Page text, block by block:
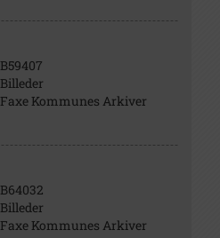
B59407
Billeder
Faxe Kommunes Arkiver
B64032
Billeder
Faxe Kommunes Arkiver